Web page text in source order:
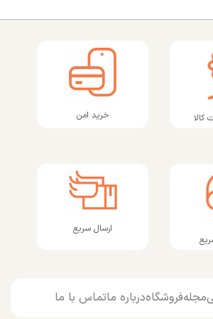
خرید امن
ارسال سریع
مجلهفروشگاهدرباره ماتماس با ما